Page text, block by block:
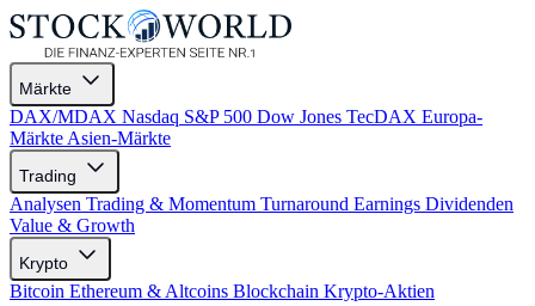
Märkte
DAX/MDAX Nasdaq S&P 500 Dow Jones TecDAX Europa-
Märkte Asien-Märkte
Trading
Analysen Trading & Momentum Turnaround Earnings Dividenden
Value & Growth
Krypto
Bitcoin Ethereum & Altcoins Blockchain Krypto-Aktien